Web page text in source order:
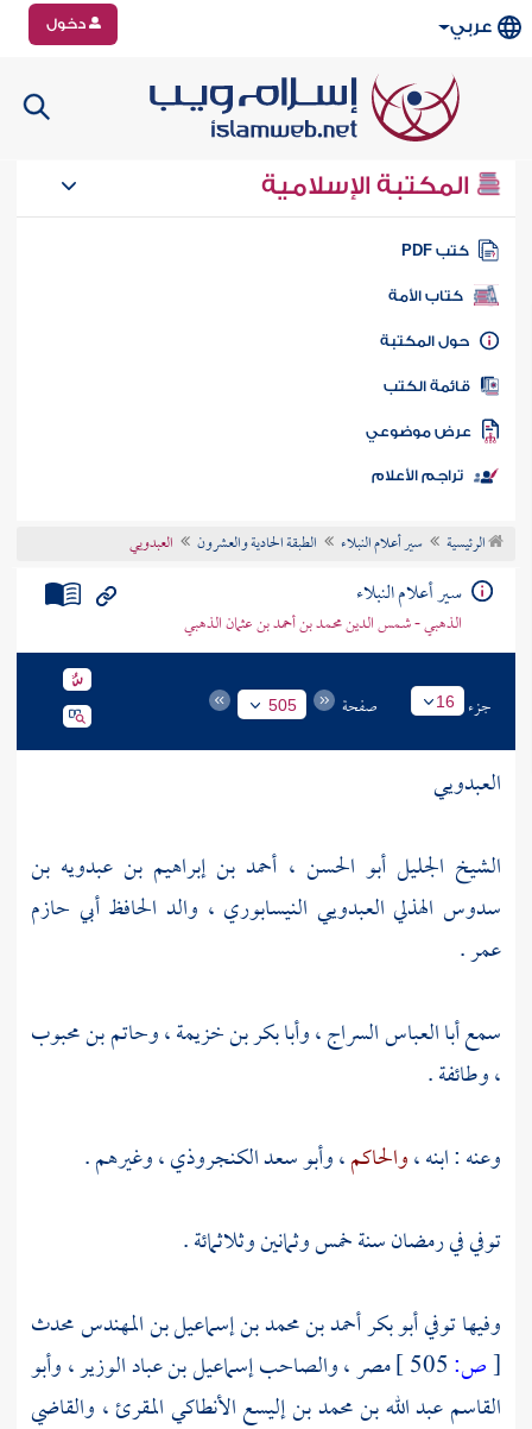
عربي دخول
المكتبة الإسلامية
كتب PDF
كتاب الأمة
المكتبة
الكتب
موضوعي
تراجم الأعلام
الرئيسية سير أعلام النبلاء الطبقة الحادية والعشرون العبدويي
سير أعلام النبلاء
الذهبي - شمس الدين محمد بن أحمد بن عثمان الذهبي
جزء 16 صفحة 505
العبدويي
الشيخ الجليلأبو الحسن ، أحمد بن إبراهيم بن عبدويه بن
سدوس الهذلي العبدويي النيسابوري ، والد الحافظأبي حازم
عمر.
سمعأبا العباس السراج،وأبا بكر بن خزيمة،وحاتم بن محبوب
، وطائفة .
وعنه : ابنه ،والحاكم،وأبو سعد الكنجروذي، وغيرهم .
توفي في رمضان سنة خمس وثمانين وثلاثمائة .
وفيها توفيأبو بكر أحمد بن محمد بن إسماعيل بن المهندسمحدث
[ص: مصر،والصاحب إسماعيل بن عباد الوزير،وأبو
القاسم عبد الله بن محمد بن إليسع الأنطاكي المقرئ، والقاضي